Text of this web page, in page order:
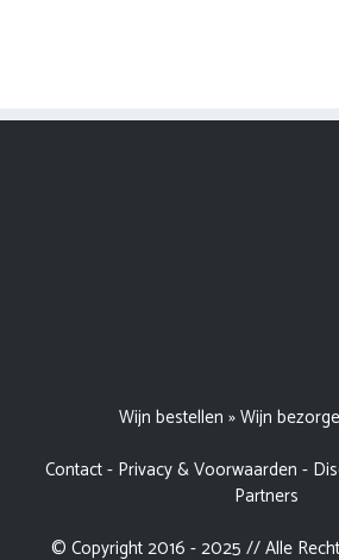
Wijn bestellen »Wijn
Contact- Privacy & Voorwaarden -
Partners
© Copyright 2016 - 2025 // Alle